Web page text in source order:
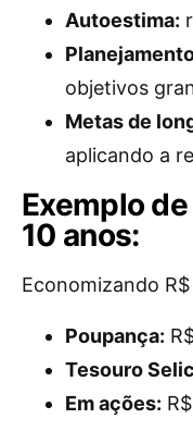
Autoestima:
objetivos
Metas de
aplicando a
Exemplo
10 anos:
Economizando
Poupança:
Tesouro
Em ações: